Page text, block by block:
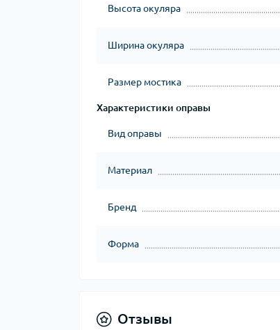
Высота окуляра
Ширина окуляра
Размер мостика
Характеристики оправы
Вид оправы
Материал
Бренд
Форма
Отзывы